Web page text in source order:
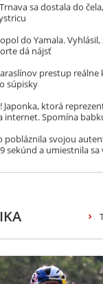
sa dostala do
do Yamala.
dá nájsť
prestup reálne
súpisky
Japonka, ktorá
internet. Spomína
pobláznila svojou
sekúnd a umiestnila sa